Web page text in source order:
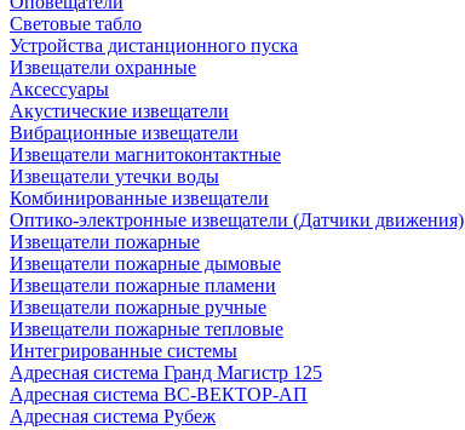
Световые табло
Устройства дистанционного пуска
Извещатели охранные
Аксессуары
Акустические извещатели
Вибрационные извещатели
Извещатели магнитоконтактные
Извещатели утечки воды
Комбинированные извещатели
Оптико-электронные извещатели (Датчики движения)
Извещатели пожарные
Извещатели пожарные дымовые
Извещатели пожарные пламени
Извещатели пожарные ручные
Извещатели пожарные тепловые
Интегрированные системы
Адресная система Гранд Магистр 125
Адресная система ВС-ВЕКТОР-АП
Адресная система Рубеж